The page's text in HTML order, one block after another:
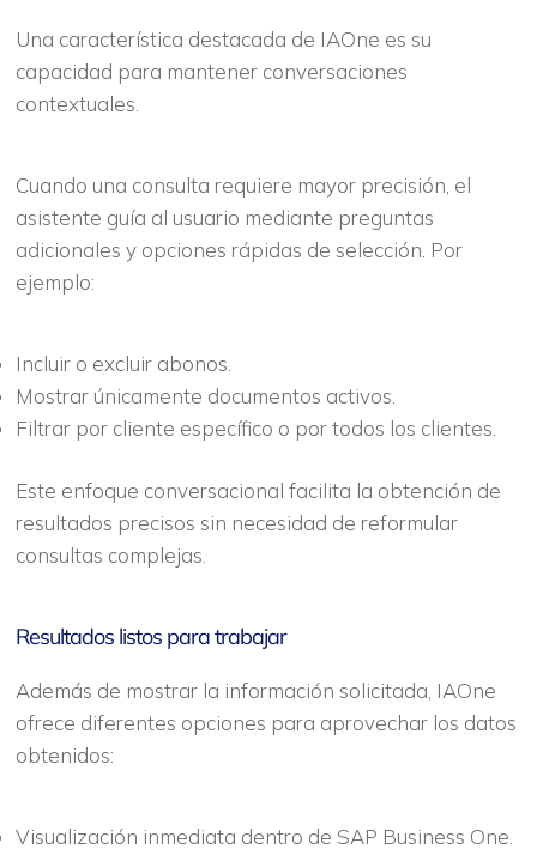
Una característica destacada de IAOne es su
capacidad para mantener conversaciones
contextuales.
Cuando una consulta requiere mayor precisión, el
asistente guía al usuario mediante preguntas
adicionales y opciones rápidas de selección. Por
ejemplo:
Incluir o excluir abonos.
Mostrar únicamente documentos activos.
Filtrar por cliente específico o por todos los clientes.
Este enfoque conversacional facilita la obtención de
resultados precisos sin necesidad de reformular
consultas complejas.
Resultados listos para trabajar
Además de mostrar la información solicitada, IAOne
ofrece diferentes opciones para aprovechar los datos
obtenidos:
Visualización inmediata dentro de SAP Business One.